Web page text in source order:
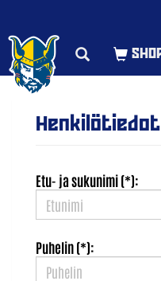
Henkilötiedot
Etu- ja sukunimi (*):
Puhelin (*):